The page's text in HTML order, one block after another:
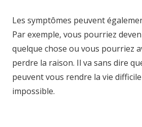
Les symptômes peuvent
Par exemple, vous pourriez
quelque chose ou vous pourriez
perdre la raison. Il va sans dire
peuvent vous rendre la vie
impossible.